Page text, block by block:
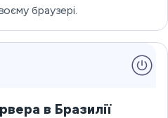
браузері.
в Бразилії